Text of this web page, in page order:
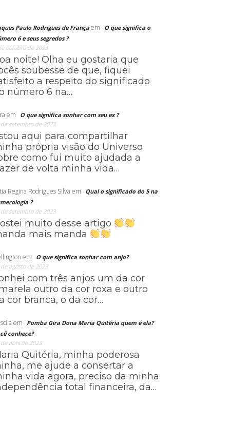
Paulo Rodrigues de França em
O que significa o
6 e seus segredos ?
outubro de 2023
noite! Olha eu gostaria que
soubesse de que, fiquei
a respeito do significado
número 6 na…
em
O que significa sonhar com seu ex ?
de setembro de 2023
aqui para compartilhar
própria visão do Universo
como fui muito ajudada a
de volta minha vida…
Regina Rodrigues Silva em
Qual o significado do 5 na
?
de setembro de 2023
muito desse artigo
mais manda
em
O que significa sonhar com anjo?
agosto de 2023
com três anjos um da cor
outro da cor roxa e outro
cor branca, o da cor…
em
Pomba Gira Dona Maria Quitéria quem é ela?
conhece?
de abril de 2023
Quitéria, minha poderosa
me ajude a consertar a
vida agora, preciso da minha
total financeira, da…